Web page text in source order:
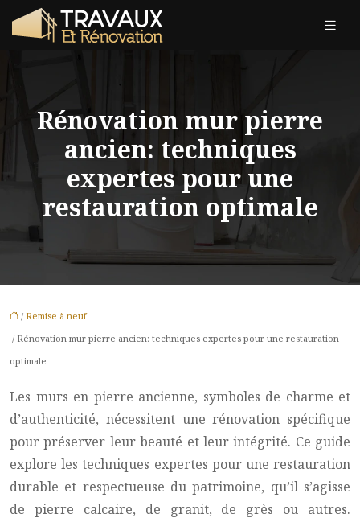
Rénovation mur pierre
ancien: techniques
expertes pour une
restauration optimale
/ Remise à neuf
/ Rénovation mur pierre ancien: techniques expertes pour une restauration
optimale
Les murs en pierre ancienne, symboles de charme et
d’authenticité, nécessitent une rénovation spécifique
pour préserver leur beauté et leur intégrité. Ce guide
explore les techniques expertes pour une restauration
durable et respectueuse du patrimoine, qu’il s’agisse
de pierre calcaire, de granit, de grès ou autres.